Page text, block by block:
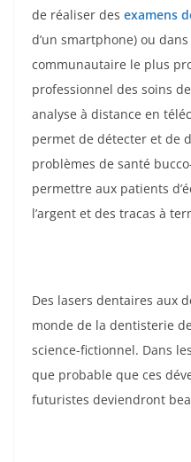
de réaliser des examens
d’un smartphone) ou
communautaire le plus
professionnel des soins
analyse à distance en
permet de détecter et de
problèmes de santé
permettre aux patients
l’argent et des tracas à
Des lasers dentaires aux
monde de la dentisterie
science-fictionnel. Dans
que probable que ces
futuristes deviendront